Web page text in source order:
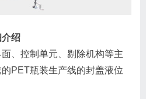
绍
、控制单元、剔除机构等主
PET瓶装生产线的封盖液位